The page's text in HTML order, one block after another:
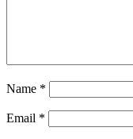
Name *
Email *